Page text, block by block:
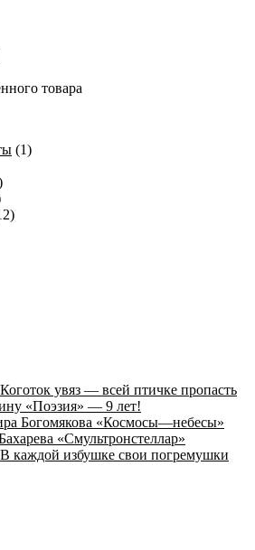
товара
(1)
увяз — всей птичке пропасть
«Поэзия» — 9 лет!
Богомякова «Космосы—небесы»
«Смультронстеллар»
каждой избушке свои погремушки